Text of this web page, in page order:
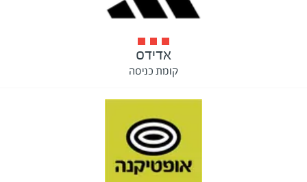
אדידס
קומת כניסה